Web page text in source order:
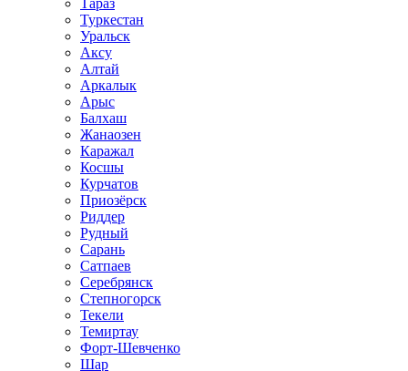
Тараз
Туркестан
Уральск
Аксу
Алтай
Аркалык
Арыс
Балхаш
Жанаозен
Каражал
Косшы
Курчатов
Приозёрск
Риддер
Рудный
Сарань
Сатпаев
Серебрянск
Степногорск
Текели
Темиртау
Форт-Шевченко
Шар